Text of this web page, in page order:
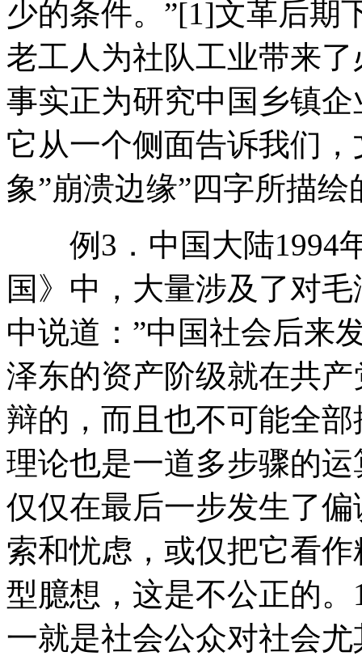
少的条件。”[1]文革后期
老工人为社队工业带来
事实正为研究中国乡镇
它从一个侧面告诉我们
象”崩溃边缘”四字所描
例3．中国大陆1994
国》中，大量涉及了对
中说道：”中国社会后来
泽东的资产阶级就在共
辩的，而且也不可能全
理论也是一道多步骤的
仅仅在最后一步发生了
索和忧虑，或仅把它看
型臆想，这是不公正的
一就是社会公众对社会